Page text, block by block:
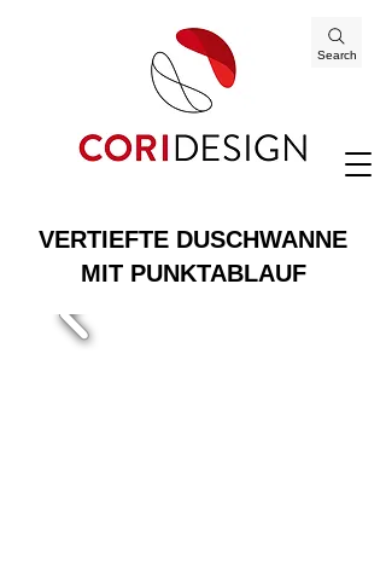
Search
VERTIEFTE DUSCHWANNE
MIT PUNKTABLAUF